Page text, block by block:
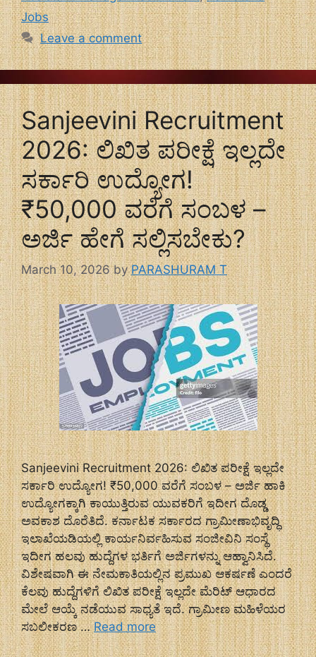
Jobs
Leave a comment
Sanjeevini Recruitment
2026: ಲಿಖಿತ ಪರೀಕ್ಷೆ ಇಲ್ಲದೇ
ಸರ್ಕಾರಿ ಉದ್ಯೋಗ!
₹50,000 ವರೆಗೆ ಸಂಬಳ –
ಅರ್ಜಿ ಹೇಗೆ ಸಲ್ಲಿಸಬೇಕು?
March 10, 2026 byPARASHURAM T
Sanjeevini Recruitment 2026: ಲಿಖಿತ ಪರೀಕ್ಷೆ ಇಲ್ಲದೇ
ಸರ್ಕಾರಿ ಉದ್ಯೋಗ! ₹50,000 ವರೆಗೆ ಸಂಬಳ – ಅರ್ಜಿ ಹಾಕಿ
ಉದ್ಯೋಗಕ್ಕಾಗಿ ಕಾಯುತ್ತಿರುವ ಯುವಕರಿಗೆ ಇದೀಗ ದೊಡ್ಡ
ಅವಕಾಶ ದೊರೆತಿದೆ. ಕರ್ನಾಟಕ ಸರ್ಕಾರದ ಗ್ರಾಮೀಣಾಭಿವೃದ್ಧಿ
ಇಲಾಖೆಯಡಿಯಲ್ಲಿ ಕಾರ್ಯನಿರ್ವಹಿಸುವ ಸಂಜೀವಿನಿ ಸಂಸ್ಥೆ
ಇದೀಗ ಹಲವು ಹುದ್ದೆಗಳ ಭರ್ತಿಗೆ ಅರ್ಜಿಗಳನ್ನು ಆಹ್ವಾನಿಸಿದೆ.
ವಿಶೇಷವಾಗಿ ಈ ನೇಮಕಾತಿಯಲ್ಲಿನ ಪ್ರಮುಖ ಆಕರ್ಷಣೆ ಎಂದರೆ
ಕೆಲವು ಹುದ್ದೆಗಳಿಗೆ ಲಿಖಿತ ಪರೀಕ್ಷೆ ಇಲ್ಲದೇ ಮೆರಿಟ್ ಆಧಾರದ
ಮೇಲೆ ಆಯ್ಕೆ ನಡೆಯುವ ಸಾಧ್ಯತೆ ಇದೆ. ಗ್ರಾಮೀಣ ಮಹಿಳೆಯರ
ಸಬಲೀಕರಣ …Read more